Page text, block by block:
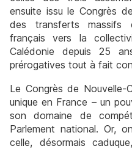
ensuite issu le Congrès
des transferts massifs
français vers la
Calédonie depuis 25
prérogatives tout à fait
Le Congrès de Nouvelle-
unique en France – un
son domaine de
Parlement national. Or,
celle, désormais